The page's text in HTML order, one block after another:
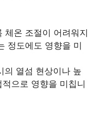
체온 조절이 어려워지
정도에도 영향을 미
의 열섬 현상이나 높
으로 영향을 미칩니